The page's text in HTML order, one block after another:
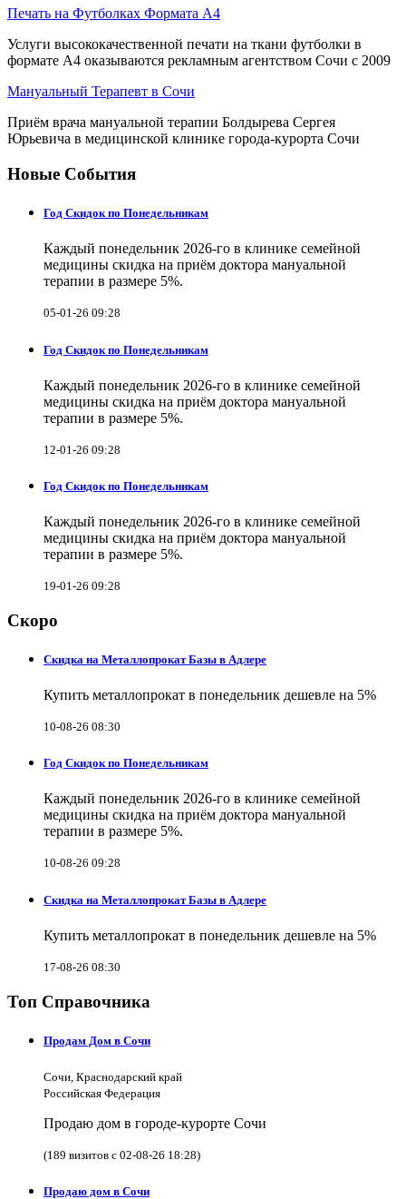
Печать на Футболках Формата А4
Услуги высококачественной печати на ткани футболки в
формате А4 оказываются рекламным агентством Сочи с 2009
Мануальный Терапевт в Сочи
Приём врача мануальной терапии Болдырева Сергея
Юрьевича в медицинской клинике города-курорта Сочи
Новые События
Год Скидок по Понедельникам
Каждый понедельник 2026-го в клинике семейной
медицины скидка на приём доктора мануальной
терапии в размере 5%.
05-01-26 09:28
Год Скидок по Понедельникам
Каждый понедельник 2026-го в клинике семейной
медицины скидка на приём доктора мануальной
терапии в размере 5%.
12-01-26 09:28
Год Скидок по Понедельникам
Каждый понедельник 2026-го в клинике семейной
медицины скидка на приём доктора мануальной
терапии в размере 5%.
19-01-26 09:28
Скоро
Скидка на Металлопрокат Базы в Адлере
Купить металлопрокат в понедельник дешевле на 5%
10-08-26 08:30
Год Скидок по Понедельникам
Каждый понедельник 2026-го в клинике семейной
медицины скидка на приём доктора мануальной
терапии в размере 5%.
10-08-26 09:28
Скидка на Металлопрокат Базы в Адлере
Купить металлопрокат в понедельник дешевле на 5%
17-08-26 08:30
Топ Справочника
Продам Дом в Сочи
Сочи, Краснодарский край
Российская Федерация
Продаю дом в городе-курорте Сочи
(189 визитов с 02-08-26 18:28)
Продаю дом в Сочи